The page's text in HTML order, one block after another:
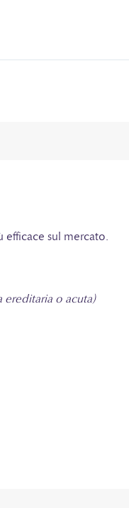
efficace sul mercato.
ereditaria o acuta)